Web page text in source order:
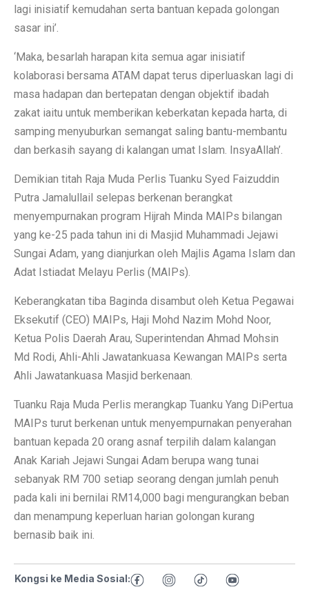
lagi inisiatif kemudahan serta bantuan kepada golongan
sasar ini’.
‘Maka, besarlah harapan kita semua agar inisiatif
kolaborasi bersama ATAM dapat terus diperluaskan lagi di
masa hadapan dan bertepatan dengan objektif ibadah
zakat iaitu untuk memberikan keberkatan kepada harta, di
samping menyuburkan semangat saling bantu-membantu
dan berkasih sayang di kalangan umat Islam. InsyaAllah’.
Demikian titah Raja Muda Perlis Tuanku Syed Faizuddin
Putra Jamalullail selepas berkenan berangkat
menyempurnakan program Hijrah Minda MAIPs bilangan
yang ke-25 pada tahun ini di Masjid Muhammadi Jejawi
Sungai Adam, yang dianjurkan oleh Majlis Agama Islam dan
Adat Istiadat Melayu Perlis (MAIPs).
Keberangkatan tiba Baginda disambut oleh Ketua Pegawai
Eksekutif (CEO) MAIPs, Haji Mohd Nazim Mohd Noor,
Ketua Polis Daerah Arau, Superintendan Ahmad Mohsin
Md Rodi, Ahli-Ahli Jawatankuasa Kewangan MAIPs serta
Ahli Jawatankuasa Masjid berkenaan.
Tuanku Raja Muda Perlis merangkap Tuanku Yang DiPertua
MAIPs turut berkenan untuk menyempurnakan penyerahan
bantuan kepada 20 orang asnaf terpilih dalam kalangan
Anak Kariah Jejawi Sungai Adam berupa wang tunai
sebanyak RM 700 setiap seorang dengan jumlah penuh
pada kali ini bernilai RM14,000 bagi mengurangkan beban
dan menampung keperluan harian golongan kurang
bernasib baik ini.
Kongsi ke Media Sosial: